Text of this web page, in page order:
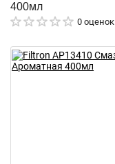
400мл
0 оценок